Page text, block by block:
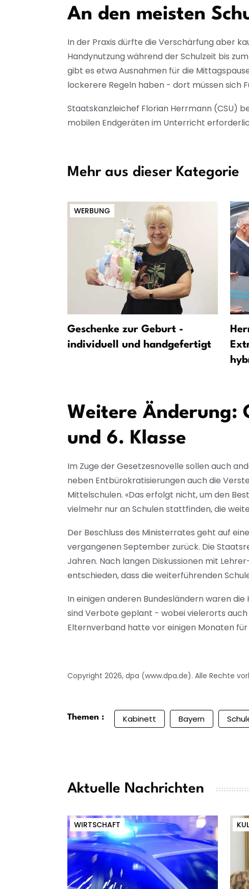
An den meisten
In der Praxis dürfte die Verschärfung aber
Handynutzung während der Schulzeit bis
gibt es etwa Ausnahmen für die
lockerere Regeln haben - dort müssen sich
Staatskanzleichef Florian Herrmann (CSU)
mobilen Endgeräten im Unterricht
Mehr aus dieser Kategorie
WERBUNG
Geschenke zur Geburt -
individuell und handgefertigt
Weitere Änderung:
und 6. Klasse
Im Zuge der Gesetzesnovelle sollen auch
neben Entbürokratisierungen auch die
Mittelschulen. «Das erfolgt nicht, um den
vielmehr nur an Schulen stattfinden, die
Der Beschluss des Ministerrates geht auf
vergangenen September zurück. Die
Jahren. Nach langen Diskussionen mit
entschieden, dass die weiterführenden
In einigen anderen Bundesländern waren
sind Verbote geplant - wobei vielerorts
Elternverband hatte vor einigen Monaten
Copyright 2026, dpa (www.dpa.de). Alle Rechte
Themen : Kabinett Bayern
Aktuelle Nachrichten
WIRTSCHAFT